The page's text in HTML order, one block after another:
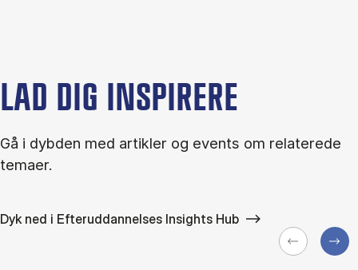
LAD DIG INSPIRERE
Gå i dybden med artikler og events om relaterede
temaer.
Dyk ned i Efteruddannelses Insights Hub